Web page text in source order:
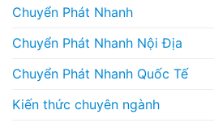
Chuyển Phát Nhanh
Chuyển Phát Nhanh Nội Địa
Chuyển Phát Nhanh Quốc Tế
Kiến thức chuyên ngành